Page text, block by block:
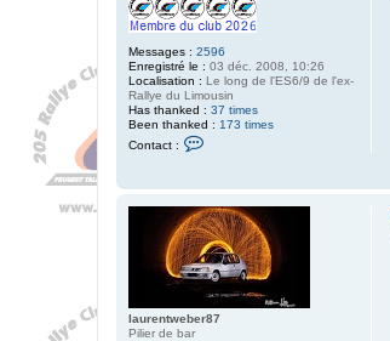
Messages : 2596
Enregistré le : 03 déc. 2008, 10:26
Localisation : Le long de l'ES6/9 de l'ex-
Rallye du Limousin
Has thanked : 37 times
Been thanked : 173 times
Contact :
c
t
e
r
P
i
e
r
r
laurentweber87
Pilier de bar